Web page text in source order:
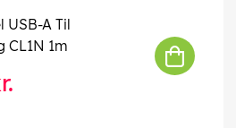
USB-A Til
CL1N 1m